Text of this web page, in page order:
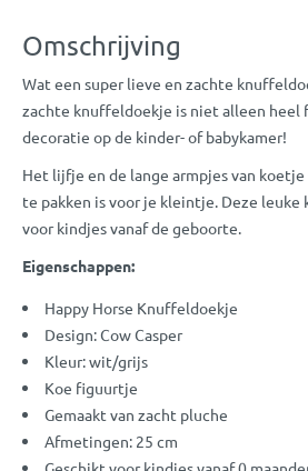
Omschrijving
Wat een super lieve en zachte
zachte knuffeldoekje is niet alleen heel
decoratie op de kinder- of babykamer!
Het lijfje en de lange armpjes van
te pakken is voor je kleintje. Deze
voor kindjes vanaf de geboorte.
Eigenschappen:
Happy Horse Knuffeldoekje
Design: Cow Casper
Kleur: wit/grijs
Koe figuurtje
Gemaakt van zacht pluche
Afmetingen: 25 cm